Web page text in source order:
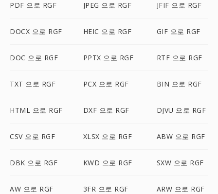
PDF 으로 RGF JPEG 으로 RGF JFIF 으로 RGF
DOCX 으로 RGF HEIC 으로 RGF GIF 으로 RGF
DOC 으로 RGF PPTX 으로 RGF RTF 으로 RGF
TXT 으로 RGF PCX 으로 RGF BIN 으로 RGF
HTML 으로 RGF DXF 으로 RGF DJVU 으로 RGF
CSV 으로 RGF XLSX 으로 RGF ABW 으로 RGF
DBK 으로 RGF KWD 으로 RGF SXW 으로 RGF
AW 으로 RGF 3FR 으로 RGF ARW 으로 RGF